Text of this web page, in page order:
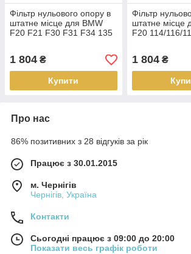
Фільтр нульового опору в
штатне місце для BMW
F20 F21 F30 F31 F34 135
1 804 ₴
Купити
Фільтр
штатне місце
F20 114/116/
1 804₴
Про нас
86% позитивних з 28 відгуків за рік
Працює з 30.01.2015
м. Чернігів
Чернігів, Україна
Контакти
Сьогодні працює з 09:00 до 20:00
Показати весь графік роботи